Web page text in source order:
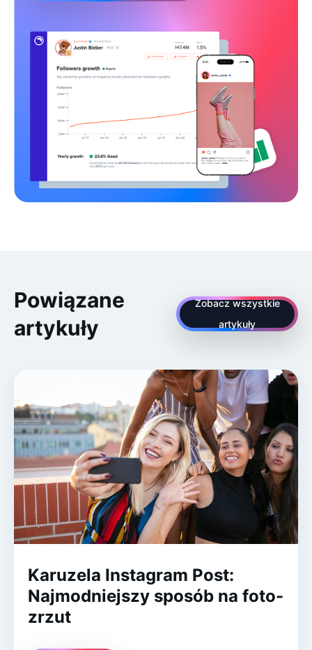
Powiązane
artykuły
Zobacz wszystkie
artykuły
Karuzela Instagram Post:
Najmodniejszy sposób na foto-
zrzut